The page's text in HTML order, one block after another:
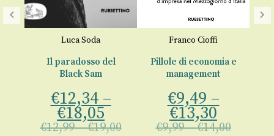
Luca Soda
Il paradosso del
Black Sam
€12,34–
€18,05
€12,99–€19,00
Franco Cioffi
Pillole di economia e
management
€9,49 –
€13,30
€9,99–€14,00